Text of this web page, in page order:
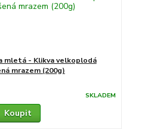
mletá - Klikva velkoplodá
mrazem (200g)
SKLADEM
Koupit